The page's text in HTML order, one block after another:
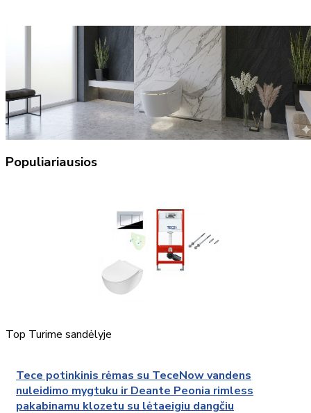
Populiariausios
Top Turime sandėlyje
Tece potinkinis rėmas su TeceNow vandens
nuleidimo mygtuku ir Deante Peonia rimless
pakabinamu klozetu su lėtaeigiu dangčiu